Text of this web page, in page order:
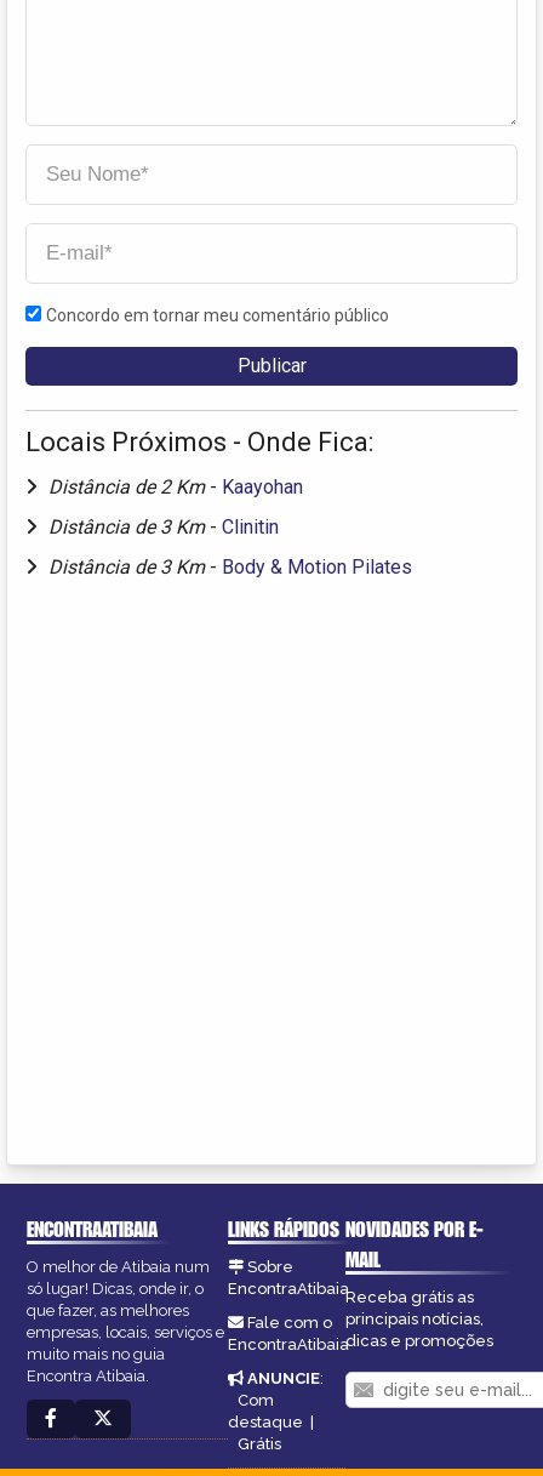
Concordo em tornar meu comentário público
Locais Próximos - Onde Fica:
Distância de 2 Km - Kaayohan
Distância de 3 Km - Clinitin
Distância de 3 Km - Body & Motion Pilates
ENCONTRAATIBAIA
O melhor de Atibaia num
só lugar! Dicas, onde ir, o
que fazer, as melhores
empresas, locais, serviços e
muito mais no guia
Encontra Atibaia.
LINKS RÁPIDOS
Sobre
EncontraAtibaia
Fale com o
EncontraAtibaia
ANUNCIE:
Com
destaque
Grátis
NOVIDADES POR E-
MAIL
Receba grátis as
principais notícias,
dicas e promoções